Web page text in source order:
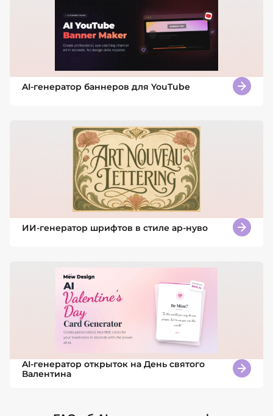
AI-генератор баннеров для YouTube
ИИ-генератор шрифтов в стиле ар-нуво
AI-генератор открыток на День святого
Валентина